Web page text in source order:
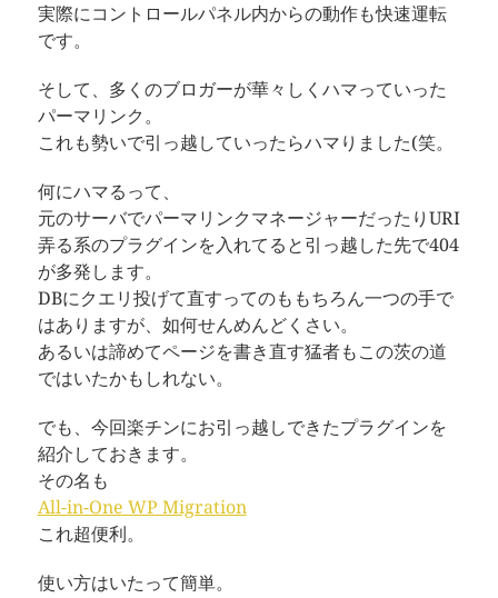
実際にコントロールパネル内からの動作も快速運転
です。
そして、多くのブロガーが華々しくハマっていった
パーマリンク。
これも勢いで引っ越していったらハマりました(笑。
何にハマるって、
元のサーバでパーマリンクマネージャーだったりURI
弄る系のプラグインを入れてると引っ越した先で404
が多発します。
DBにクエリ投げて直すってのももちろん一つの手で
はありますが、如何せんめんどくさい。
あるいは諦めてページを書き直す猛者もこの茨の道
ではいたかもしれない。
でも、今回楽チンにお引っ越しできたプラグインを
紹介しておきます。
その名も
All-in-One WP Migration
これ超便利。
使い方はいたって簡単。